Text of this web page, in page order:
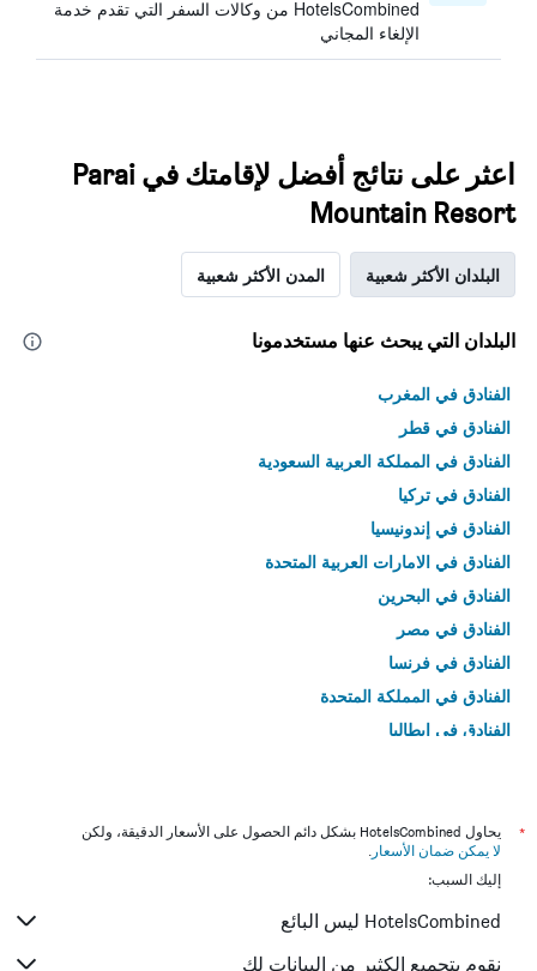
HotelsCombined من وكالات السفر التي تقدم خدمة
الإلغاء المجاني
اعثر على نتائج أفضل لإقامتك في Parai
Mountain Resort
البلدان الأكثر شعبية المدن الأكثر شعبية
البلدان التي يبحث عنها مستخدمونا
الفنادق في المغرب
الفنادق في قطر
الفنادق في المملكة العربية السعودية
الفنادق في تركيا
الفنادق في إندونيسيا
الفنادق في الامارات العربية المتحدة
الفنادق في البحرين
الفنادق في مصر
الفنادق في فرنسا
الفنادق في المملكة المتحدة
الفنادق في إيطاليا
*
يحاول HotelsCombined بشكل دائم الحصول على الأسعار الدقيقة، ولكن
لا يمكن ضمان الأسعار .
إليك السبب:
HotelsCombined ليس البائع
نقوم بتجميع الكثير من البيانات لك